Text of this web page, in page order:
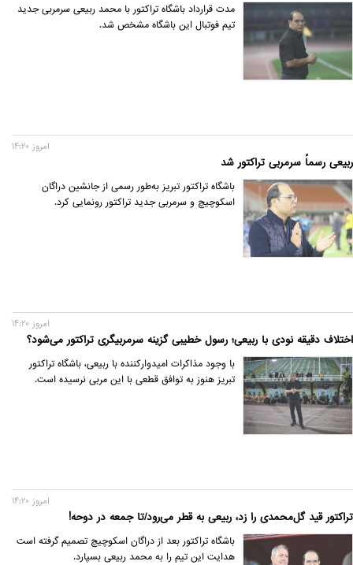
مدت قرارداد باشگاه تراکتور با محمد ربیعی سرمربی جدید
تیم فوتبال این باشگاه مشخص شد.
ربیعی رسماً سرمربی تراکتور شد
امروز 14:20
باشگاه تراکتور تبریز به‌طور رسمی از جانشین دراگان
اسکوچیچ و سرمربی جدید تراکتور رونمایی کرد.
اختلاف دقیقه نودی با ربیعی؛ رسول خطیبی گزینه سرمربیگری تراکتور می‌شود؟
امروز 14:20
با وجود مذاکرات امیدوارکننده با ربیعی، باشگاه تراکتور
تبریز هنوز به توافق قطعی با این مربی نرسیده است.
تراکتور قید گل‌محمدی را زد، ربیعی به قطر می‌رود/تا جمعه در دوحه!
امروز 14:20
باشگاه تراکتور بعد از دراگان اسکوچیچ تصمیم گرفته است
هدایت این تیم را به محمد ربیعی بسپارد.